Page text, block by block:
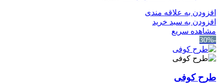
افزودن به علاقه مندی
افزودن به سبد خرید
مشاهده سریع
-30%
طرح کوفی